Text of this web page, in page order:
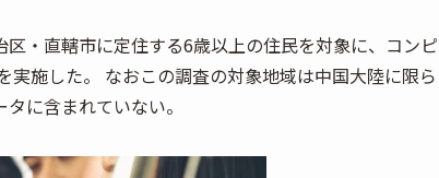
・直轄市に定住する6歳以上の住民を対象に、コンピ
施した。 なおこの調査の対象地域は中国大陸に限ら
に含まれていない。